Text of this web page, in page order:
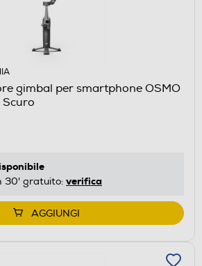
gimbal per smartphone OSMO
Scuro
30' gratuito: verifica
AGGIUNGI